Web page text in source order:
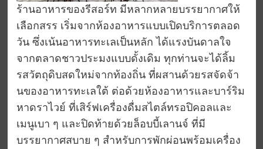
ร้านอาหารของรีสอร์ท มีหลากหลายบรรยากาศให้
เลือกสรร เริ่มจากห้องอาหารแบบเปิดบริการตลอด
วัน ซึ่งเน้นอาหารทะเลเป็นหลัก ได้แรงบันดาลใจ
จากตลาดชาวประมงแบบดั้งเดิม ทุกท่านจะได้ลิ้ม
รสวัตถุดิบสดใหม่จากท้องถิ่น ที่ผสานด้วยรสจัดจ้า
นของอาหารทะเลใต้ ต่อด้วยห้องอาหารและบาร์ริม
หาดราไวย์ ที่เสิร์ฟเครื่องดื่มสไตล์ทรอปิคอลและ
เมนูเบา ๆ และปิดท้ายด้วยล็อบบี้เลานจ์ ที่มี
บรรยากาศสบาย ๆ สำหรับการพักผ่อนพร้อมเครื่อง